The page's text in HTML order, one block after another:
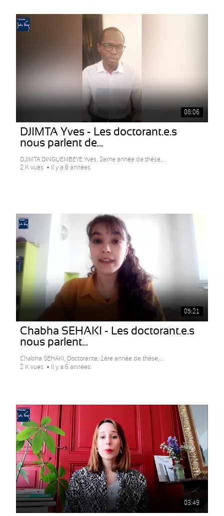
08:06
DJIMTA Yves - Les doctorant.e.s
nous parlent de...
DJIMTA DINGUEMBEYE Yves, 2eme année de thèse,...
2 K vues
Il y a 6 années
05:21
Chabha SEHAKI - Les doctorant.e.s
nous parlent...
Chabha SEHAKI, Doctorante, 1ère année de thèse,...
2 K vues
Il y a 6 années
03:49